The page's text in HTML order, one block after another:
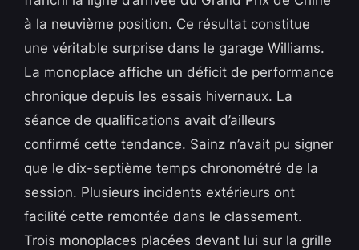
à la neuvième position. Ce résultat constitue
une véritable surprise dans le garage Williams.
La monoplace affiche un déficit de performance
chronique depuis les essais hivernaux. La
séance de qualifications avait d’ailleurs
confirmé cette tendance. Sainz n’avait pu signer
que le dix-septième temps chronométré de la
session. Plusieurs incidents extérieurs ont
facilité cette remontée dans le classement.
Trois monoplaces placées devant lui sur la grille